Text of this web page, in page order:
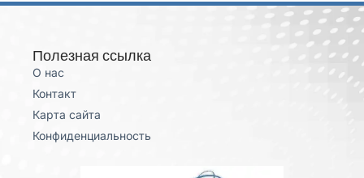
Полезная ссылка
О нас
Контакт
Карта сайта
Конфиденциальность